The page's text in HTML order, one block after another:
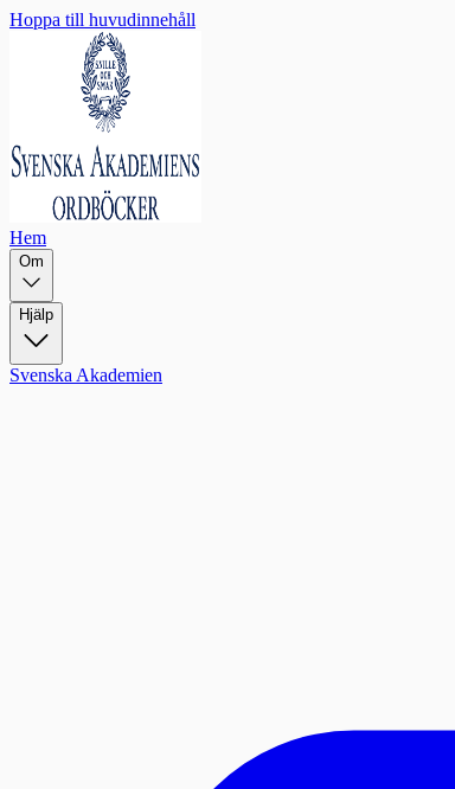
Hoppa till huvudinnehåll
Hem
Om
Hjälp
Svenska Akademien